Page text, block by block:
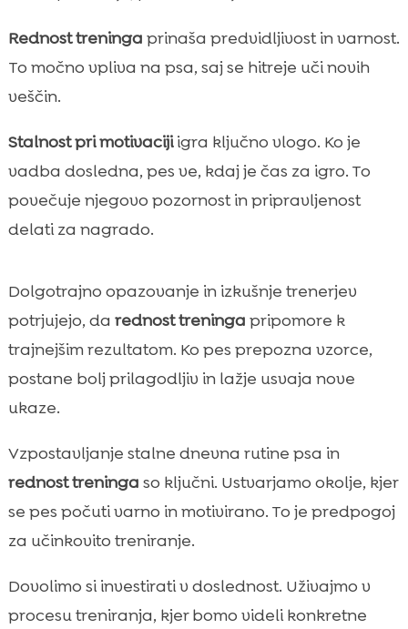
Rednost treninga prinaša predvidljivost in varnost.
To močno vpliva na psa, saj se hitreje uči novih
veščin.
Stalnost pri motivacijiigra ključno vlogo. Ko je
vadba dosledna, pes ve, kdaj je čas za igro. To
povečuje njegovo pozornost in pripravljenost
delati za nagrado.
Dolgotrajno opazovanje in izkušnje trenerjev
potrjujejo, da rednost treninga pripomore k
trajnejšim rezultatom. Ko pes prepozna vzorce,
postane bolj prilagodljiv in lažje usvaja nove
ukaze.
Vzpostavljanje stalne dnevna rutine psa in
rednost treninga so ključni. Ustvarjamo okolje, kjer
se pes počuti varno in motivirano. To je predpogoj
za učinkovito treniranje.
Dovolimo si investirati v doslednost. Uživajmo v
procesu treniranja, kjer bomo videli konkretne